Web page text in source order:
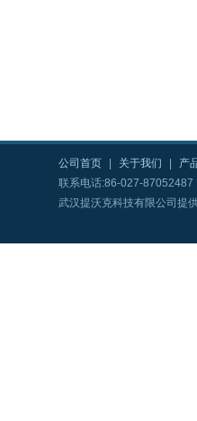
公司首页 关于我们 产
联系电话:86-027-
武汉提沃克科技有限公司提供